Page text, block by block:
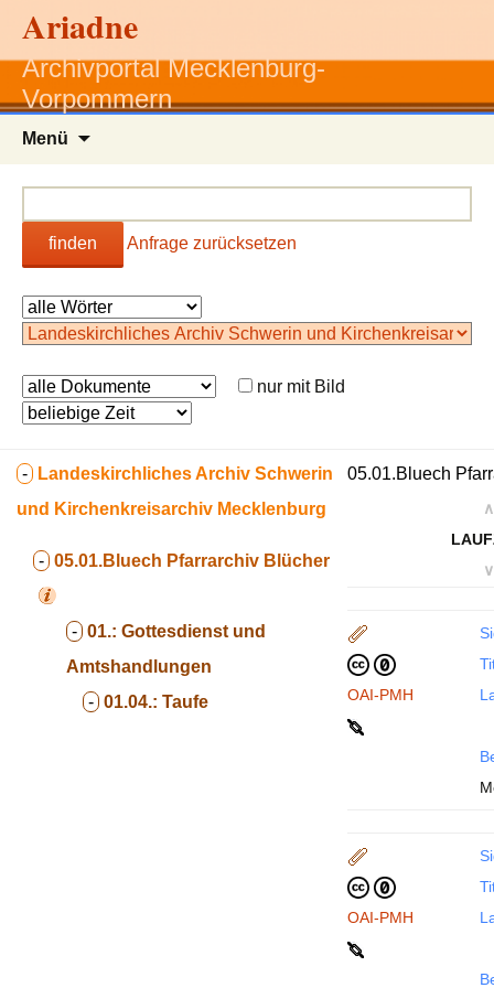
Ariadne
Archivportal Mecklenburg-
Vorpommern
Menü
finden Anfrage zurücksetzen
nur mit Bild
- Landeskirchliches Archiv Schwerin
und Kirchenkreisarchiv Mecklenburg
- 05.01.Bluech Pfarrarchiv Blücher
- 01.: Gottesdienst und
Amtshandlungen
- 01.04.: Taufe
05.01.Bluech
∧
∨
OAI-PMH
OAI-PMH